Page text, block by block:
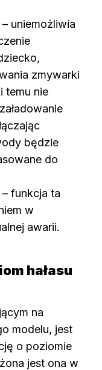
uniemożliwia
zmywarki
temu nie
będzie
do
funkcja ta
w
awarii.
hałasu
na
modelu, jest
o poziomie
jest ona w